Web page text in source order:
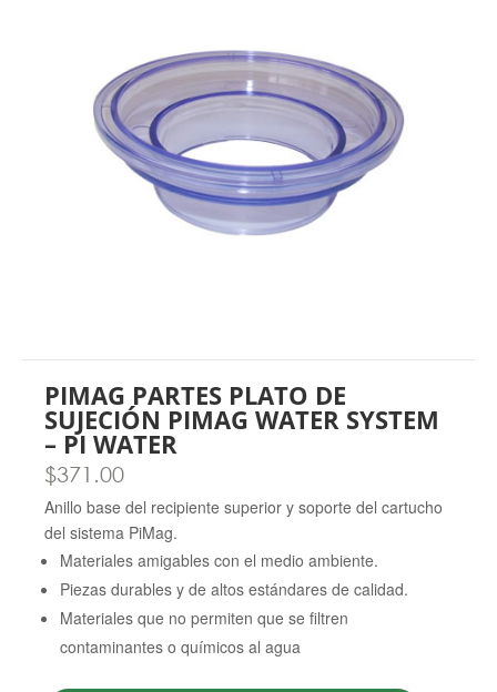
PIMAG PARTES PLATO DE
SUJECIÓN PIMAG WATER SYSTEM
– PI WATER
$371.00
Anillo base del recipiente superior y soporte del cartucho
del sistema PiMag.
Materiales amigables con el medio ambiente.
Piezas durables y de altos estándares de calidad.
Materiales que no permiten que se filtren
contaminantes o químicos al agua